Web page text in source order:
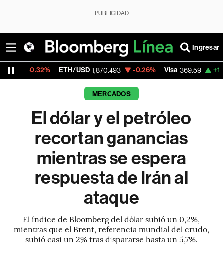
PUBLICIDAD
Ingresar
ETH/USD 1,870.493 -0.26% Visa 369.59 +1.07%
MERCADOS
El dólar y el petróleo
recortan ganancias
mientras se espera
respuesta de Irán al
ataque
El índice de Bloomberg del dólar subió un 0,2%,
mientras que el Brent, referencia mundial del crudo,
subió casi un 2% tras dispararse hasta un 5,7%.